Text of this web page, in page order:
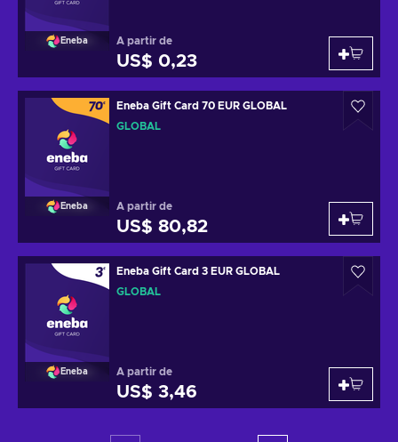
Eneba A partir de
US$ 0,23
Eneba
Eneba Gift Card 70 EUR GLOBAL
GLOBAL
A partir de
US$ 80,82
Eneba
Eneba Gift Card 3 EUR GLOBAL
GLOBAL
A partir de
US$ 3,46